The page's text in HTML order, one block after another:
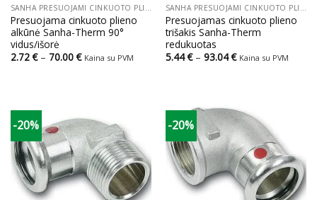
SANHA PRESUOJAMI CINKUOTO PLIENO VAMZDŽIAI IR JUNGTYS
Presuojama cinkuoto plieno
alkūnė Sanha-Therm 90°
vidus/išorė
2.72€ – 70.00€Price
Kaina su PVM
SANHA PRESUOJAMI CINKUOTO PLIENO VAMZDŽIAI IR JUNGTYS
Presuojamas cinkuoto plieno
trišakis Sanha-Therm
redukuotas
5.44€ – 93.04€Price
Kaina su PVM
-20% -20%